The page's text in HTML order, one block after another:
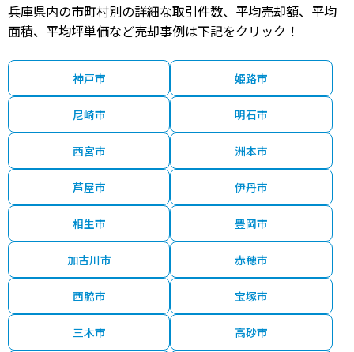
兵庫県内の市町村別の詳細な取引件数、平均売却額、平均
面積、平均坪単価など売却事例は下記をクリック！
神戸市 姫路市
尼崎市 明石市
西宮市 洲本市
芦屋市 伊丹市
相生市 豊岡市
加古川市 赤穂市
西脇市 宝塚市
三木市 高砂市